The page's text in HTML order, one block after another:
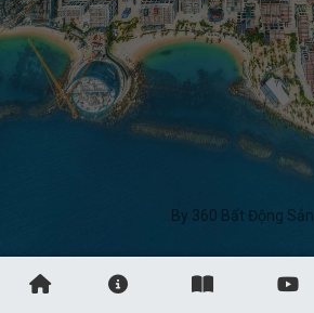
By 360 Bất Động Sản